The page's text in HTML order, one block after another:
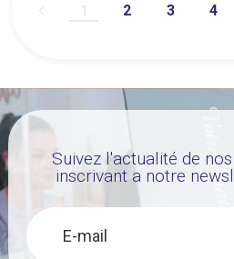
2 3 4
Suivez l'actualité de
inscrivant a notre